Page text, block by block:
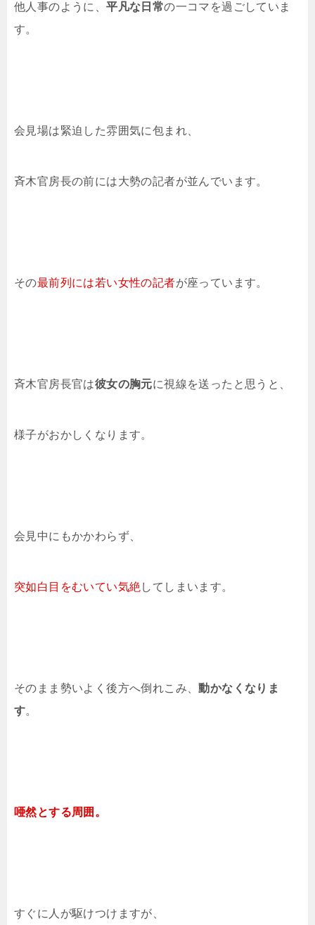
他人事のように、平凡な日常の一コマを過ごしていま
す。
会見場は緊迫した雰囲気に包まれ、
斉木官房長の前には大勢の記者が並んでいます。
その最前列には若い女性の記者が座っています。
斉木官房長官は彼女の胸元に視線を送ったと思うと、
様子がおかしくなります。
会見中にもかかわらず、
突如白目をむいてい気絶 してしまいます。
そのまま勢いよく後方へ倒れこみ、動かなくなりま
す。
唖然とする周囲。
すぐに人が駆けつけますが、